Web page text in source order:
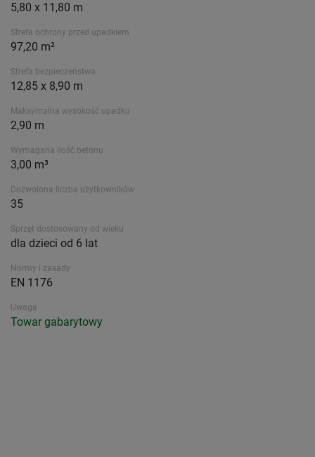
5,80 x 11,80 m
Strefa ochrony przed upadkiem
97,20 m²
Strefa bezpieczeństwa
12,85 x 8,90 m
Maksymalna wysokość upadku
2,90 m
Wymagana ilość betonu
3,00 m³
Dozwolona liczba użytkowników
35
Sprzęt dostosowany od wieku
dla dzieci od 6 lat
Normy i zasady
EN 1176
Uwaga
Towar gabarytowy